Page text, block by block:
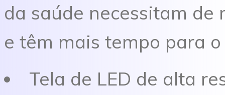
da saúde necessitam
e têm mais tempo para
Tela de LED de alta